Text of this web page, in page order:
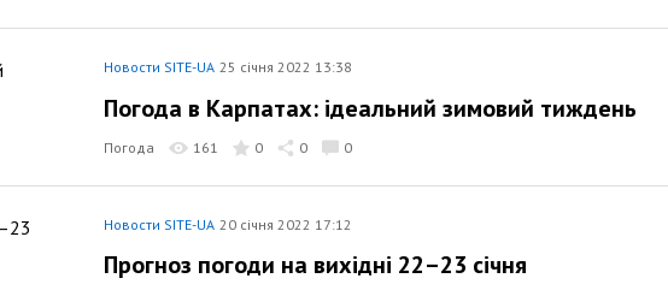
Новости SITE-UA 25 січня 2022 13:38
Погода в Карпатах: ідеальний зимовий тиждень
Погода 161 0 0 0
Новости SITE-UA 20 січня 2022 17:12
Прогноз погоди на вихідні 22–23 січня